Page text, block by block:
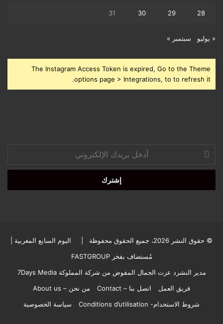
28
29
30
31
« يوليو سبتمبر »
The Instagram Access Token is expired, Go to the Theme
options page > Integrations, to to refresh it.
بريدك
الإلكتروني
© حقوق النشر 2026، جميع الحقوق محفوظة | اليوم السابع المغربية
مُستضاف بفخرFASTGROUP
مدير النشرد عزت الجمال المفوض من شركة المملوكة 7Days Media
فريق العمل
اتصل بنا – Contact
من نحن – About us
شروط الاستخدام- Conditions d’utilisation
سياسة الخصوصية